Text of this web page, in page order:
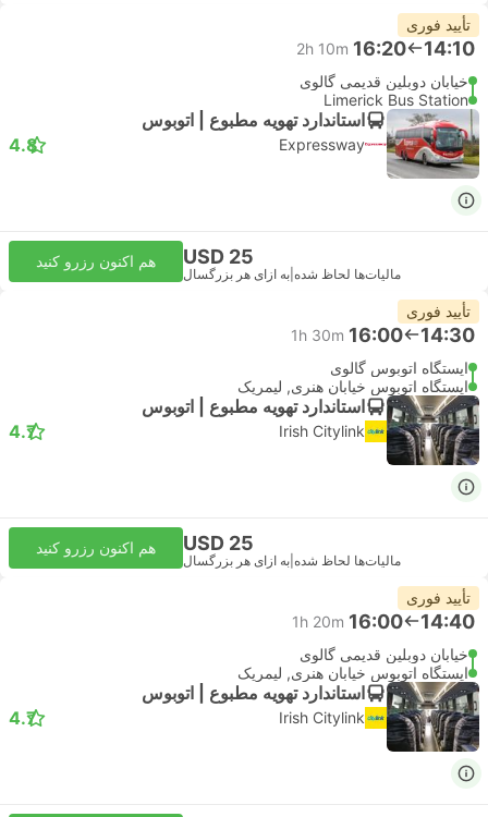
تأیید فوری
14:10
16:20
2h 10m
خیابان دوبلین قدیمی گالوی
Limerick Bus Station
استاندارد تهویه مطبوع | اتوبوس
Expressway
4.8
USD 25
مالیات‌ها لحاظ شده به ازای هر بزرگسال
هم اکنون رزرو کنید
تأیید فوری
14:30
16:00
1h 30m
ایستگاه اتوبوس گالوی
ایستگاه اتوبوس خیابان هنری, لیمریک
استاندارد تهویه مطبوع | اتوبوس
Irish Citylink
4.7
USD 25
مالیات‌ها لحاظ شده به ازای هر بزرگسال
هم اکنون رزرو کنید
تأیید فوری
14:40
16:00
1h 20m
خیابان دوبلین قدیمی گالوی
ایستگاه اتوبوس خیابان هنری, لیمریک
استاندارد تهویه مطبوع | اتوبوس
Irish Citylink
4.7